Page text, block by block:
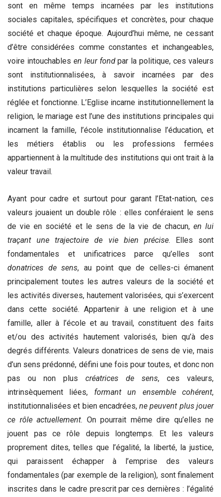
sont en même temps incarnées par les institutions
sociales capitales, spécifiques et concrètes, pour chaque
société et chaque époque. Aujourd’hui même, ne cessant
d’être considérées comme constantes et inchangeables,
voire intouchables en leur fondpar la politique, ces valeurs
sont institutionnalisées, à savoir incarnées par des
institutions particulières selon lesquelles la société est
réglée et fonctionne. L’Eglise incarne institutionnellement la
religion, le mariage est l’une des institutions principales qui
incarnent la famille, l’école institutionnalise l’éducation, et
les métiers établis ou les professions fermées
appartiennent à la multitude des institutions qui ont trait à la
valeur travail.
Ayant pour cadre et surtout pour garant l’Etat-nation, ces
valeurs jouaient un double rôle : elles conféraient le sens
de vie en société et le sens de la vie de chacun, en lui
traçant une trajectoire de vie bien précise. Elles sont
fondamentales et unificatrices parce qu’elles sont
donatrices de sens, au point que de celles-ci émanent
principalement toutes les autres valeurs de la société et
les activités diverses, hautement valorisées, qui s’exercent
dans cette société. Appartenir à une religion et à une
famille, aller à l’école et au travail, constituent des faits
et/ou des activités hautement valorisés, bien qu’à des
degrés différents. Valeurs donatrices de sens de vie, mais
d’un sens prédonné, défini une fois pour toutes, et donc non
pas ou non plus créatrices de sens, ces valeurs,
intrinsèquement liées, formant un ensemble cohérent,
institutionnalisées et bien encadrées,ne peuvent plus jouer
ce rôle actuellement. On pourrait même dire qu’elles ne
jouent pas ce rôle depuis longtemps. Et les valeurs
proprement dites, telles que l’égalité, la liberté, la justice,
qui paraissent échapper à l’emprise des valeurs
fondamentales (par exemple de la religion), sont finalement
inscrites dans le cadre prescrit par ces dernières : l’égalité